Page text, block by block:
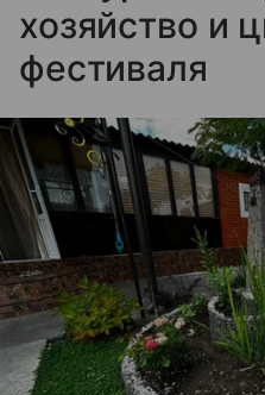
хозяйство и
фестиваля